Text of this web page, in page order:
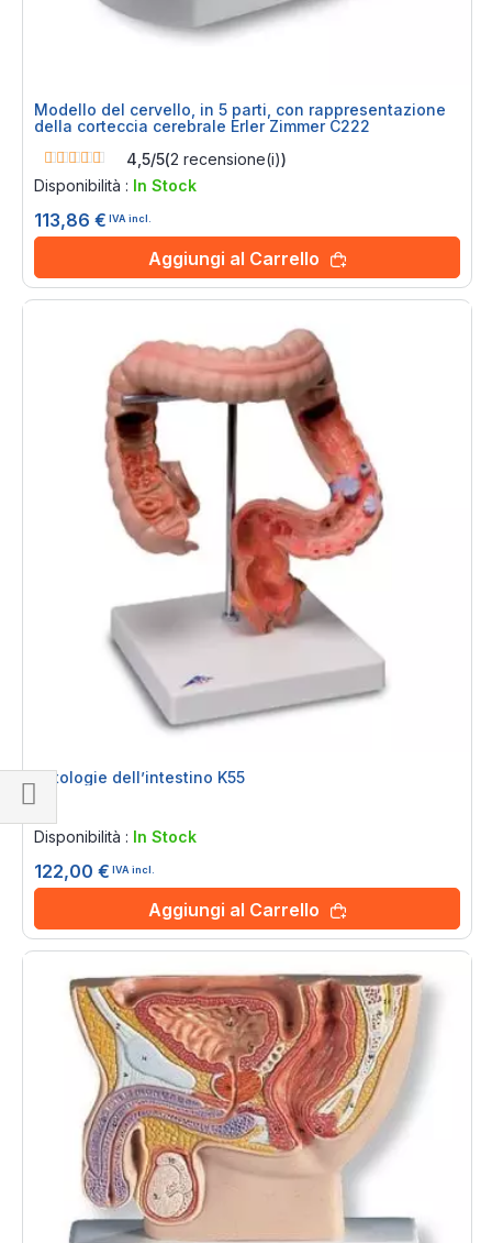
Modello del cervello, in 5 parti, con rappresentazione
della corteccia cerebrale Erler Zimmer C222
Rating:
4,5/5(2 recensione(i))
Disponibilità : In Stock
113,86 € IVA incl.
Aggiungi al Carrello
Patologie dell’intestino K55
0%
Disponibilità : In Stock
122,00 € IVA incl.
Aggiungi al Carrello
Naviga